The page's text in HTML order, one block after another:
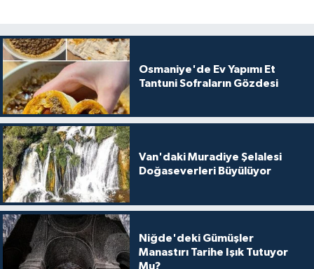
Osmaniye'de Ev Yapımı Et
Tantuni Sofraların Gözdesi
Van'daki Muradiye Şelalesi
Doğaseverleri Büyülüyor
Niğde'deki Gümüşler
Manastırı Tarihe Işık Tutuyor
Mu?